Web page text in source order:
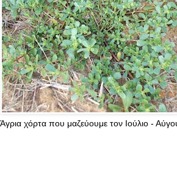
Άγρια χόρτα που μαζεύουμε τον Ιούλιο -